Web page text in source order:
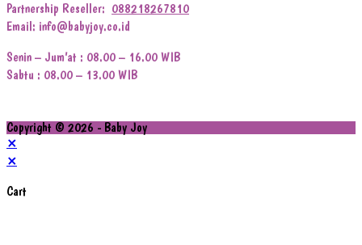
Partnership Reseller: 088218267810
Email: info@babyjoy.co.id
Senin – Jum’at : 08.00 – 16.00 WIB
Sabtu : 08.00 – 13.00 WIB
Copyright © 2026 - Baby Joy
×
×
Cart